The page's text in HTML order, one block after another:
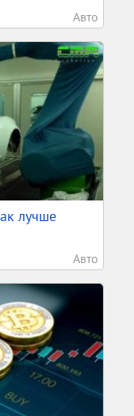
Авто
лучше
Авто